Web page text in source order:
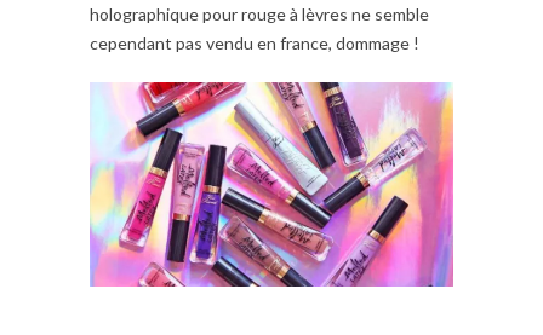
holographique pour rouge à lèvres ne semble
cependant pas vendu en france, dommage !